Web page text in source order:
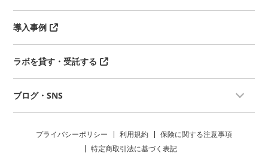
導入事例
ラボを貸す・受託する
ブログ・SNS
プライバシーポリシー 利用規約
保険に関する注意事項
特定商取引法に基づく表記